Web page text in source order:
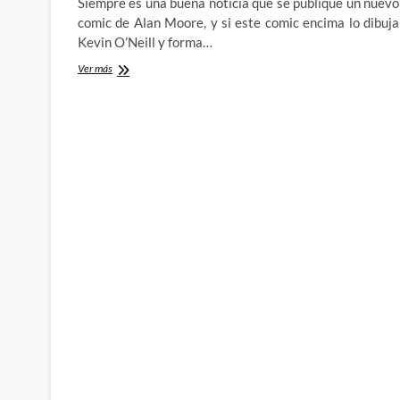
comic de Alan Moore, y si este comic encima lo dibuja
Kevin O’Neill y forma…
Ver másAlan